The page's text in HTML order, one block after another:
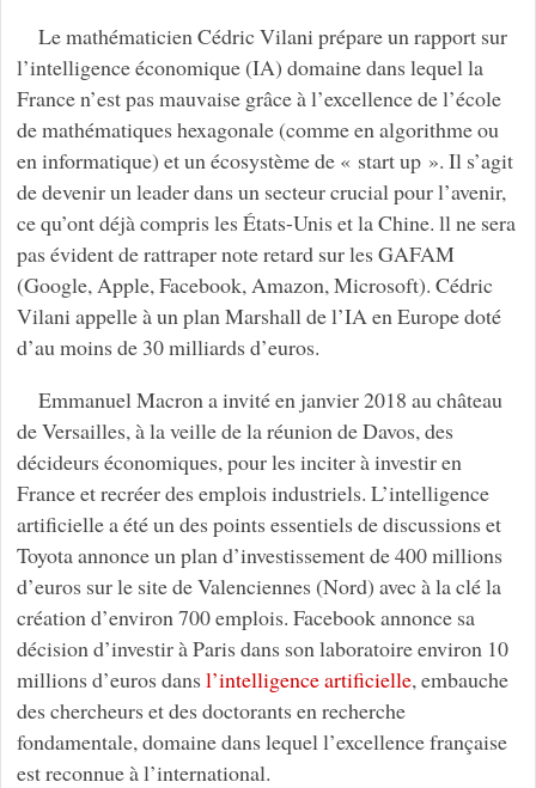
Le mathématicien Cédric Vilani prépare un rapport sur
l’intelligence économique (IA) domaine dans lequel la
France n’est pas mauvaise grâce à l’excellence de l’école
de mathématiques hexagonale (comme en algorithme ou
en informatique) et un écosystème de « start up ». Il s’agit
de devenir un leader dans un secteur crucial pour l’avenir,
ce qu’ont déjà compris les États-Unis et la Chine. ll ne sera
pas évident de rattraper note retard sur les GAFAM
(Google, Apple, Facebook, Amazon, Microsoft). Cédric
Vilani appelle à un plan Marshall de l’IA en Europe doté
d’au moins de 30 milliards d’euros.
Emmanuel Macron a invité en janvier 2018 au château
de Versailles, à la veille de la réunion de Davos, des
décideurs économiques, pour les inciter à investir en
France et recréer des emplois industriels. L’intelligence
artificielle a été un des points essentiels de discussions et
Toyota annonce un plan d’investissement de 400 millions
d’euros sur le site de Valenciennes (Nord) avec à la clé la
création d’environ 700 emplois. Facebook annonce sa
décision d’investir à Paris dans son laboratoire environ 10
millions d’euros dans l’intelligence artificielle, embauche
des chercheurs et des doctorants en recherche
fondamentale, domaine dans lequel l’excellence française
est reconnue à l’international.